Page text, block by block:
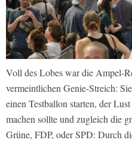
Voll des Lobes war die Ampel-
vermeintlichen Genie-Streich:
einen Testballon starten, der
machen sollte und zugleich die
Grüne, FDP, oder SPD: Durch